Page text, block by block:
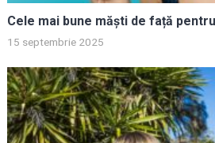
Cele mai bune măști de față
15 septembrie 2025